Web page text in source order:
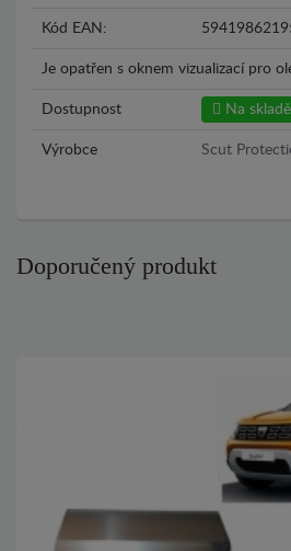
Kód EAN:
Je opatřen s oknem vizualizací pro
Dostupnost Na skladě
Výrobce Scut
Doporučený produkt